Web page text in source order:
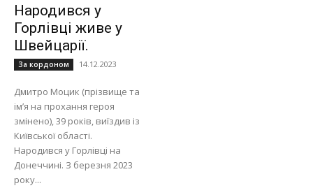
Народився у
Горлівці живе у
Швейцарії.
За кордоном 14.12.2023
Дмитро Моцик (прізвище та
ім’я на прохання героя
змінено), 39 років, виїздив із
Київської області.
Народився у Горлівці на
Донеччині. З березня 2023
року...